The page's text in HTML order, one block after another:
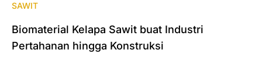
SAWIT
Biomaterial Kelapa Sawit buat Industri
Pertahanan hingga Konstruksi